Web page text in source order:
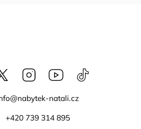
NataliNabytek
Instagram YouTube
@nabytek-natali.cz
+420 739 314 895